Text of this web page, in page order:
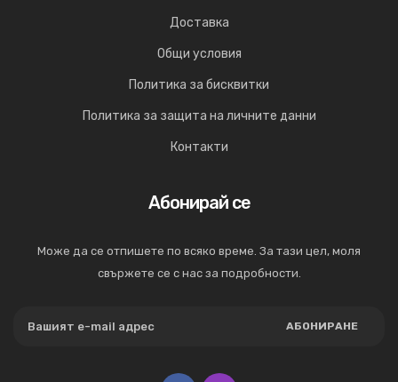
Доставка
Общи условия
Политика за бисквитки
Политика за защита на личните данни
Контакти
Абонирай се
Може да се отпишете по всяко време. За тази цел, моля
свържете се с нас за подробности.
АБОНИРАНЕ